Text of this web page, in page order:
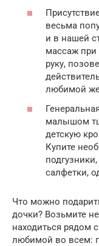
весьма
и в нашей
массаж при
руку,
любимой
малышом
детскую
Купите
салфетки,
Что можно
дочки? Возьмите
находиться рядом
любимой во всем: